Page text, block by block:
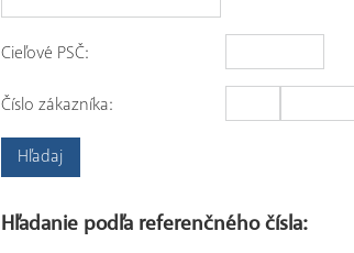
Cieľové PSČ:
Číslo zákazníka:
Hľadanie podľa referenčného čísla: